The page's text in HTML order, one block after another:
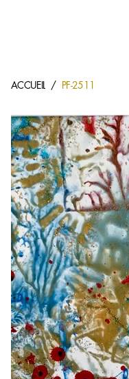
ACCUEIL / PF-2511